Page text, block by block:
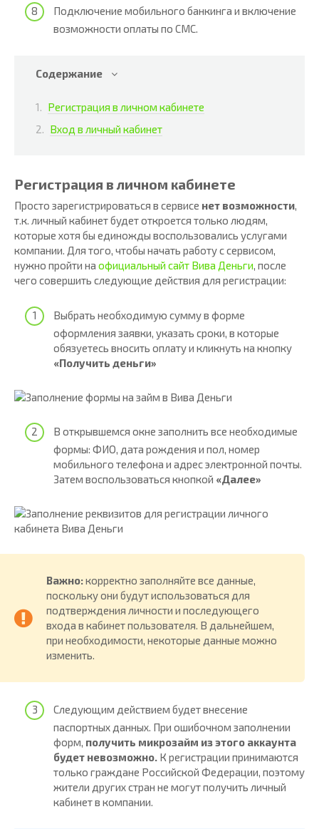
Подключение мобильного банкинга и включение
возможности оплаты по СМС.
Содержание
Регистрация в личном кабинете
Вход в личный кабинет
Регистрация в личном кабинете
Просто зарегистрироваться в сервисе нет возможности,
т.к. личный кабинет будет откроется только людям,
которые хотя бы единожды воспользовались услугами
компании. Для того, чтобы начать работу с сервисом,
нужно пройти на официальный сайт Вива Деньги, после
чего совершить следующие действия для регистрации:
Выбрать необходимую сумму в форме
оформления заявки, указать сроки, в которые
обязуетесь вносить оплату и кликнуть на кнопку
«Получить деньги»
В открывшемся окне заполнить все необходимые
формы: ФИО, дата рождения и пол, номер
мобильного телефона и адрес электронной почты.
Затем воспользоваться кнопкой «Далее»
Важно:корректно заполняйте все данные,
поскольку они будут использоваться для
подтверждения личности и последующего
входа в кабинет пользователя. В дальнейшем,
при необходимости, некоторые данные можно
изменить.
Следующим действием будет внесение
паспортных данных. При ошибочном заполнении
форм, получить микрозайм из этого аккаунта
будет невозможно. К регистрации принимаются
только граждане Российской Федерации, поэтому
жители других стран не могут получить личный
кабинет в компании.